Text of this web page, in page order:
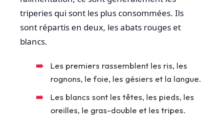
triperies qui sont les plus consommées. Ils
sont répartis en deux, les abats rouges et
blancs.
Les premiers rassemblent les ris, les
rognons, le foie, les gésiers et la langue.
Les blancs sont les têtes, les pieds, les
oreilles, le gras-double et les tripes.